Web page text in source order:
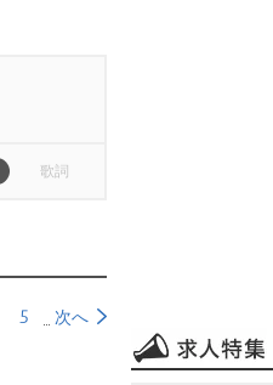
歌詞
5 次へ